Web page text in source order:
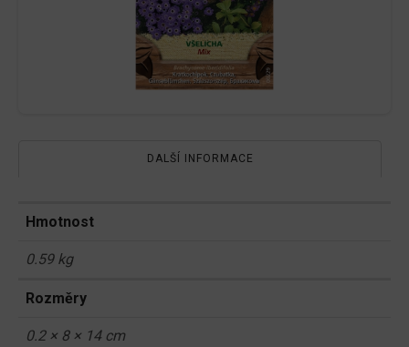
DALŠÍ INFORMACE
Hmotnost
0.59 kg
Rozměry
0.2 × 8 × 14 cm